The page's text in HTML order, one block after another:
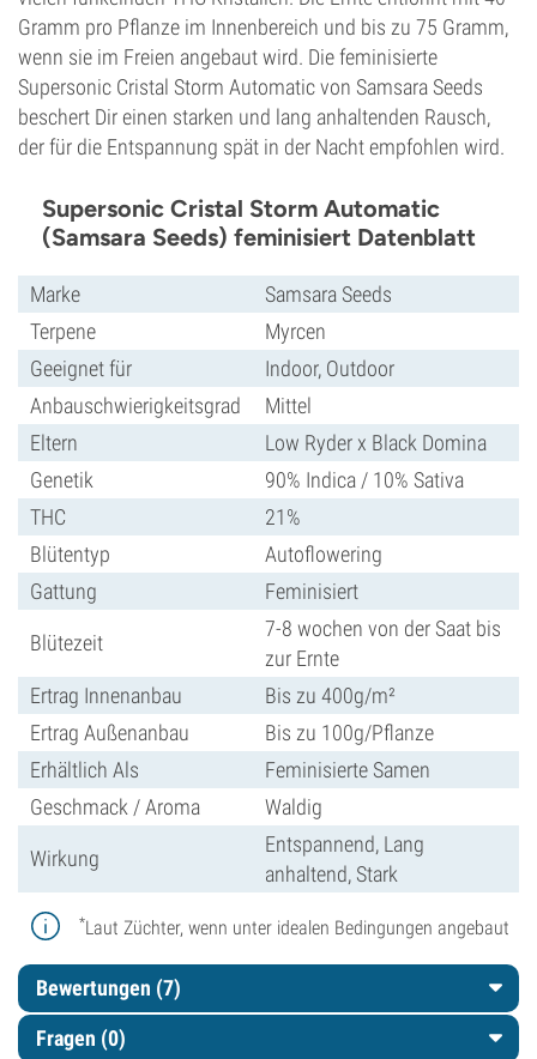
Gramm pro Pflanze im Innenbereich und bis zu 75 Gramm,
wenn sie im Freien angebaut wird. Die feminisierte
Supersonic Cristal Storm Automatic von Samsara Seeds
beschert Dir einen starken und lang anhaltenden Rausch,
der für die Entspannung spät in der Nacht empfohlen wird.
Supersonic Cristal Storm Automatic
(Samsara Seeds) feminisiert Datenblatt
Marke
Samsara Seeds
Terpene
Myrcen
Geeignet für
Indoor, Outdoor
Anbauschwierigkeitsgrad
Mittel
Eltern
Low Ryder x Black Domina
Genetik
90% Indica / 10% Sativa
THC
21%
Blütentyp
Autoflowering
Gattung
Feminisiert
Blütezeit
7-8 wochen von der Saat bis
zur Ernte
Ertrag Innenanbau
Bis zu 400g/m²
Ertrag Außenanbau
Bis zu 100g/Pflanze
Erhältlich Als
Feminisierte Samen
Geschmack / Aroma
Waldig
Wirkung
Entspannend, Lang
anhaltend, Stark
*Laut Züchter, wenn unter idealen Bedingungen angebaut
Bewertungen (7)
Fragen (0)